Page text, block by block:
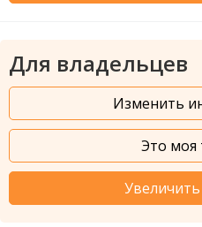
Для владельцев
Изменить
Это моя